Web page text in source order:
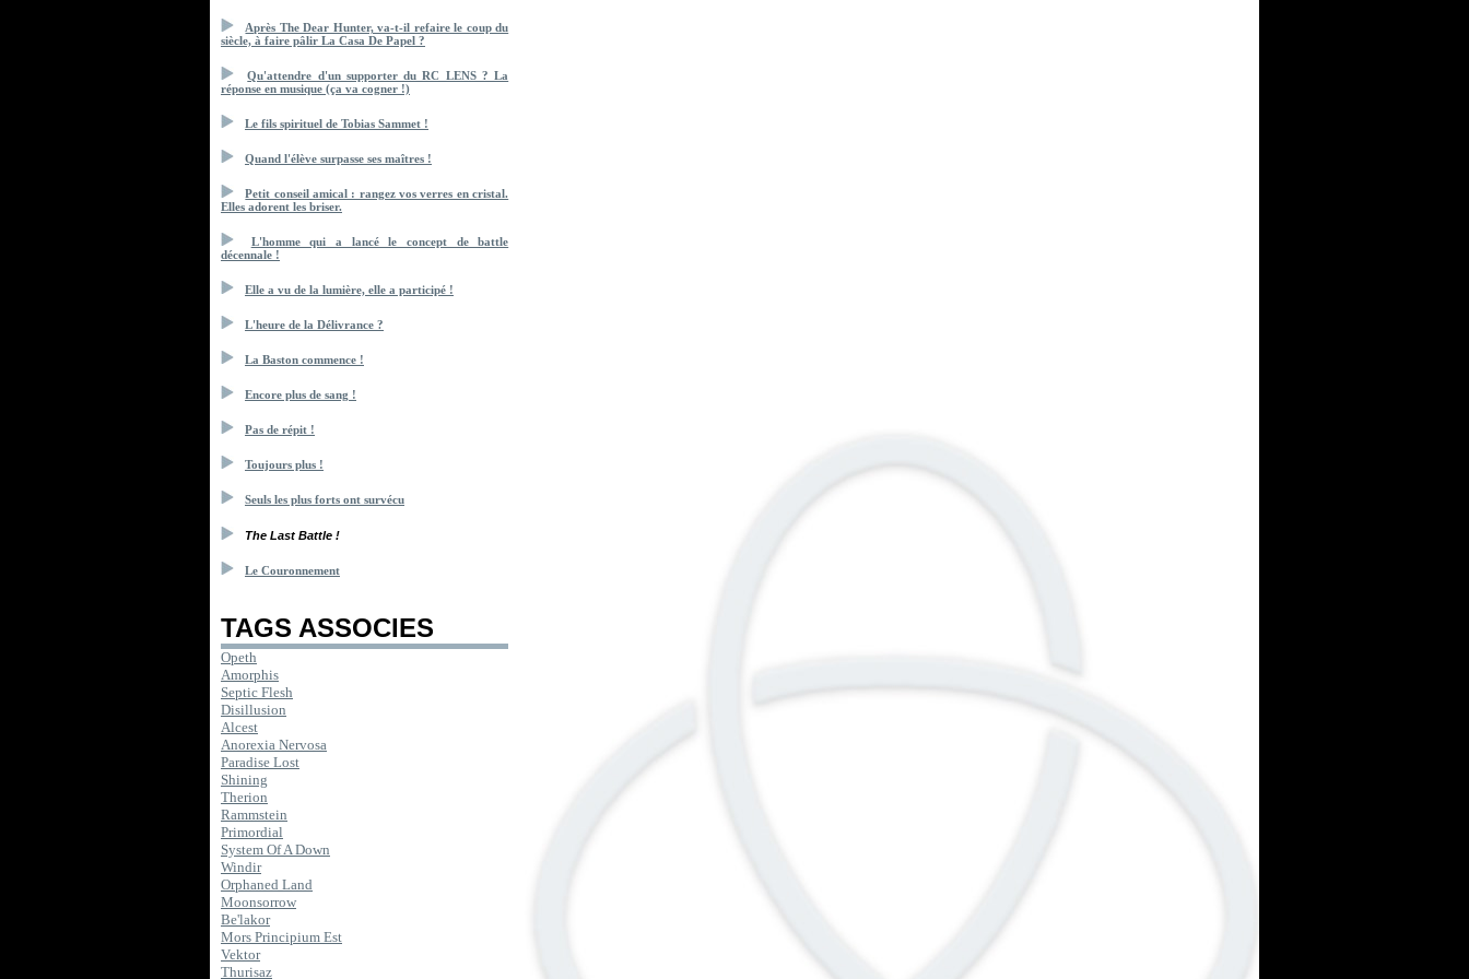
Après The Dear Hunter, va-t-il refaire le coup du
siècle, à faire pâlir La Casa De Papel ?
Qu'attendre d'un supporter du RC LENS ? La
réponse en musique (ça va cogner !)
Le fils spirituel de Tobias Sammet !
Quand l'élève surpasse ses maîtres !
Petit conseil amical : rangez vos verres en cristal.
Elles adorent les briser.
L'homme qui a lancé le concept de battle
décennale !
Elle a vu de la lumière, elle a participé !
L'heure de la Délivrance ?
La Baston commence !
Encore plus de sang !
Pas de répit !
Toujours plus !
Seuls les plus forts ont survécu
The Last Battle !
Le Couronnement
TAGS ASSOCIES
Opeth
Amorphis
Septic Flesh
Disillusion
Alcest
Anorexia Nervosa
Paradise Lost
Shining
Therion
Rammstein
Primordial
System Of A Down
Windir
Orphaned Land
Moonsorrow
Be'lakor
Mors Principium Est
Vektor
Thurisaz